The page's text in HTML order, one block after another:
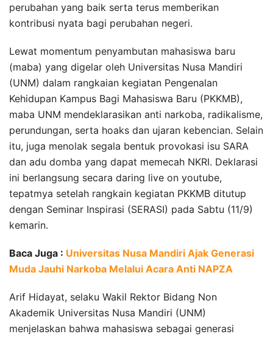
perubahan yang baik serta terus memberikan
kontribusi nyata bagi perubahan negeri.
Lewat momentum penyambutan mahasiswa baru
(maba) yang digelar oleh Universitas Nusa Mandiri
(UNM) dalam rangkaian kegiatan Pengenalan
Kehidupan Kampus Bagi Mahasiswa Baru (PKKMB),
maba UNM mendeklarasikan anti narkoba, radikalisme,
perundungan, serta hoaks dan ujaran kebencian. Selain
itu, juga menolak segala bentuk provokasi isu SARA
dan adu domba yang dapat memecah NKRI. Deklarasi
ini berlangsung secara daring live on youtube,
tepatmya setelah rangkain kegiatan PKKMB ditutup
dengan Seminar Inspirasi (SERASI) pada Sabtu (11/9)
kemarin.
Baca Juga : Universitas Nusa Mandiri Ajak Generasi
Muda Jauhi Narkoba Melalui Acara Anti NAPZA
Arif Hidayat, selaku Wakil Rektor Bidang Non
Akademik Universitas Nusa Mandiri (UNM)
menjelaskan bahwa mahasiswa sebagai generasi